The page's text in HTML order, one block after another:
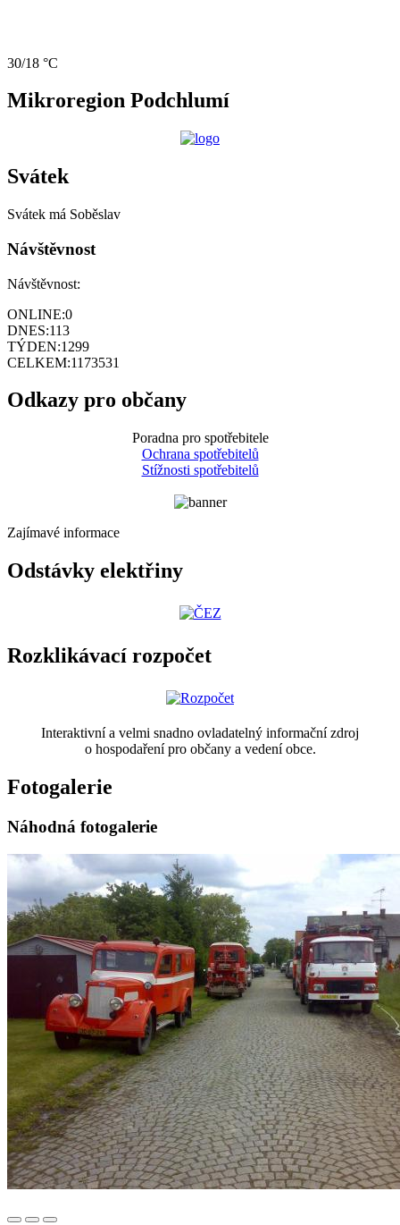
30/18 °C
Mikroregion Podchlumí
Svátek
Svátek má Soběslav
Návštěvnost
Návštěvnost:
ONLINE:0
DNES:113
TÝDEN:1299
CELKEM:1173531
Odkazy pro občany
Poradna pro spotřebitele
Ochrana spotřebitelů
Stížnosti spotřebitelů
Zajímavé informace
Odstávky elektřiny
Rozklikávací rozpočet
Interaktivní a velmi snadno ovladatelný informační zdroj
o hospodaření pro občany a vedení obce.
Fotogalerie
Náhodná fotogalerie